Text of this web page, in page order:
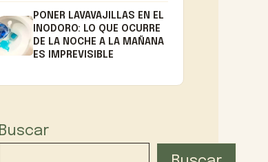
PONER LAVAVAJILLAS EN EL
INODORO: LO QUE OCURRE
DE LA NOCHE A LA MAÑANA
ES IMPREVISIBLE
Buscar